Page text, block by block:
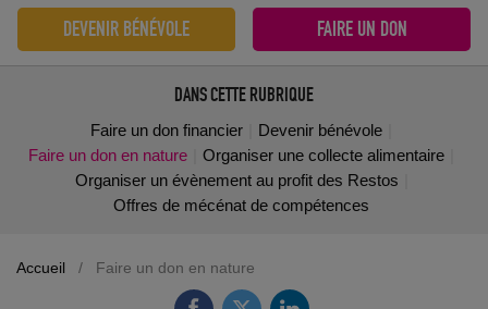
DEVENIR BÉNÉVOLE FAIRE UN DON
DANS CETTE RUBRIQUE
Faire un don financier
Devenir bénévole
Faire un don en nature
Organiser une collecte alimentaire
Organiser un évènement au profit des Restos
Offres de mécénat de compétences
Accueil / Faire un don en nature